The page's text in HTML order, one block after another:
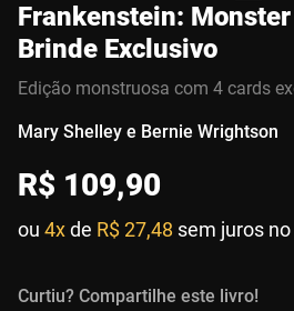
Frankenstein:
Brinde Exclusivo
Edição monstruosa com 4 cards
Mary Shelley e Bernie Wrightson
R$ 109,90
ou 4xde R$ 27,48 sem juros no
Curtiu? Compartilhe este livro!